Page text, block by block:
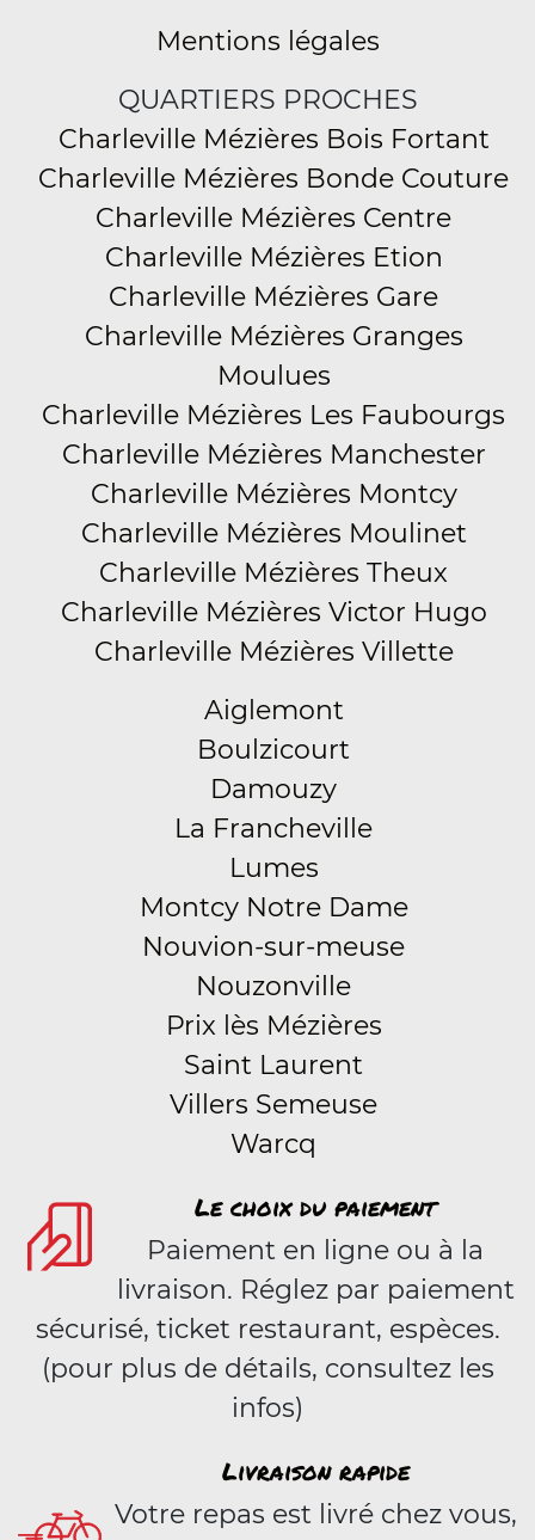
Mentions légales
QUARTIERS PROCHES
Charleville Mézières Bois Fortant
Charleville Mézières Bonde Couture
Charleville Mézières Centre
Charleville Mézières Etion
Charleville Mézières Gare
Charleville Mézières Granges
Moulues
Charleville Mézières Les Faubourgs
Charleville Mézières Manchester
Charleville Mézières Montcy
Charleville Mézières Moulinet
Charleville Mézières Theux
Charleville Mézières Victor Hugo
Charleville Mézières Villette
Aiglemont
Boulzicourt
Damouzy
La Francheville
Lumes
Montcy Notre Dame
Nouvion-sur-meuse
Nouzonville
Prix lès Mézières
Saint Laurent
Villers Semeuse
Warcq
Le choix du paiement
Paiement en ligne ou à la
livraison. Réglez par paiement
sécurisé, ticket restaurant, espèces.
(pour plus de détails, consultez les
infos)
Livraison rapide
Votre repas est livré chez vous,